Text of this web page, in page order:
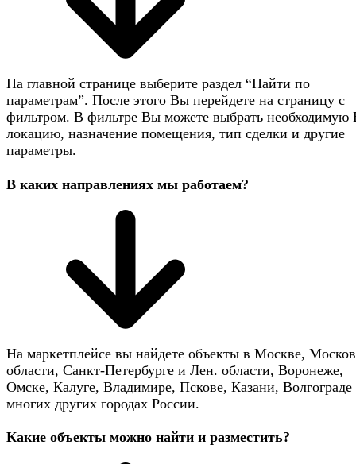
На главной странице выберите раздел “Найти по
параметрам”. После этого Вы перейдете на страницу с
фильтром. В фильтре Вы можете выбрать необходимую
локацию, назначение помещения, тип сделки и другие
параметры.
В каких направлениях мы работаем?
На маркетплейсе вы найдете объекты в Москве,
области, Санкт-Петербурге и Лен. области, Воронеже,
Омске, Калуге, Владимире, Пскове, Казани, Волгограде
многих других городах России.
Какие объекты можно найти и разместить?